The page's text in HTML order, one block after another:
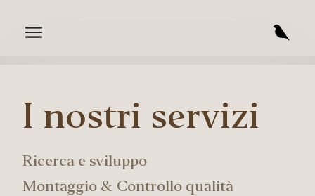
I nostri servizi
Ricerca e sviluppo
Montaggio & Controllo qualità